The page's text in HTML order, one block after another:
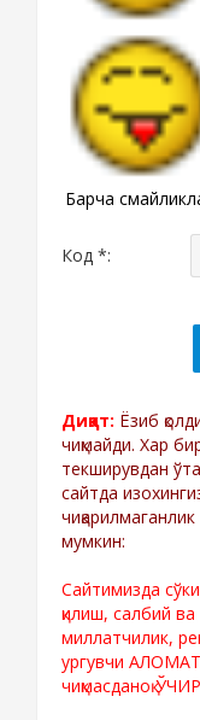
Барча
Код *:
Диққат: Ёзиб
чиқмайди. Хар
текширувдан
сайтда
мумкин:
Сайтимизда
қилиш, салбий
миллатчилик,
ургувчи
чиқмасданоқ